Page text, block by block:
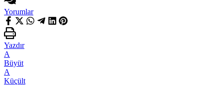
Yorumlar
Yazdır
A
Büyüt
A
Küçült